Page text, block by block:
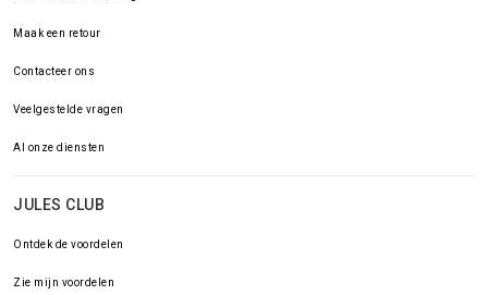
Maak een retour
Contacteer ons
Veelgestelde vragen
Al onze diensten
JULES CLUB
Ontdek de voordelen
Zie mijn voordelen